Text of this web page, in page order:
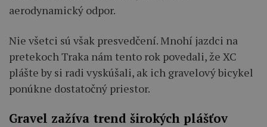
aerodynamický odpor.
Nie všetci sú však presvedčení. Mnohí jazdci na
pretekoch Traka nám tento rok povedali, že XC
plášte by si radi vyskúšali, ak ich gravelový bicykel
ponúkne dostatočný priestor.
Gravel zažíva trend širokých plášťov